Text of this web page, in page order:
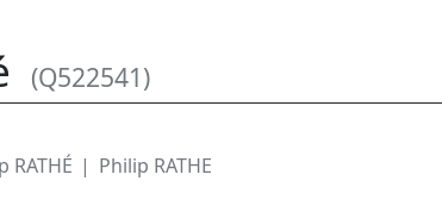
(Q522541)
RATHÉ Philip RATHE